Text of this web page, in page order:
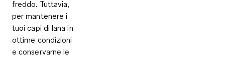
freddo. Tuttavia,
per mantenere i
tuoi capi di lana in
ottime condizioni
e conservarne le